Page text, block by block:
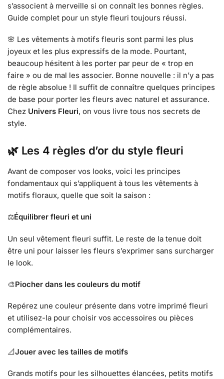
s’associent à merveille si on connaît les bonnes règles.
Guide complet pour un style fleuri toujours réussi.
🌸 Les vêtements à motifs fleuris sont parmi les plus
joyeux et les plus expressifs de la mode. Pourtant,
beaucoup hésitent à les porter par peur de « trop en
faire » ou de mal les associer. Bonne nouvelle : il n’y a pas
de règle absolue ! Il suffit de connaître quelques principes
de base pour porter les fleurs avec naturel et assurance.
Chez Univers Fleuri, on vous livre tous nos secrets de
style.
🌿 Les 4 règles d’or du style fleuri
Avant de composer vos looks, voici les principes
fondamentaux qui s’appliquent à tous les vêtements à
motifs floraux, quelle que soit la saison :
⚖️Équilibrer fleuri et uni
Un seul vêtement fleuri suffit. Le reste de la tenue doit
être uni pour laisser les fleurs s’exprimer sans surcharger
le look.
🎨Piocher dans les couleurs du motif
Repérez une couleur présente dans votre imprimé fleuri
et utilisez-la pour choisir vos accessoires ou pièces
complémentaires.
📐Jouer avec les tailles de motifs
Grands motifs pour les silhouettes élancées, petits motifs